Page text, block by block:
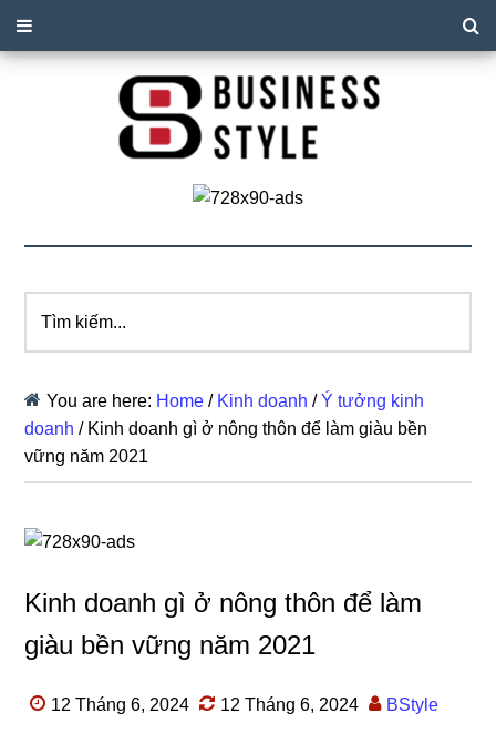
kiếm...
You are here: Home / Kinh doanh / Ý tưởng kinh
doanh /Kinh doanh gì ở nông thôn để làm giàu bền
vững năm 2021
Kinh doanh gì ở nông thôn để làm
giàu bền vững năm 2021
12 Tháng 6, 2024 12 Tháng 6, 2024 BStyle